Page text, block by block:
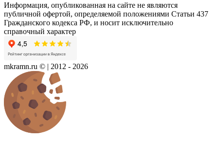
Информация, опубликованная на сайте не являются
публичной офертой, определяемой положениями Статьи 437
Гражданского кодекса РФ, и носит исключительно
справочный характер
mkramn.ru © | 2012 - 2026